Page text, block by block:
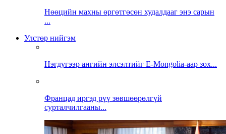
Нөөцийн махны өргөтгөсөн худалдааг энэ сарын
...
Улстөр нийгэм
Нэгдүгээр ангийн элсэлтийг E-Mongolia-аар зох...
Францад иргэд рүү зөвшөөрөлгүй
сурталчилгааны...